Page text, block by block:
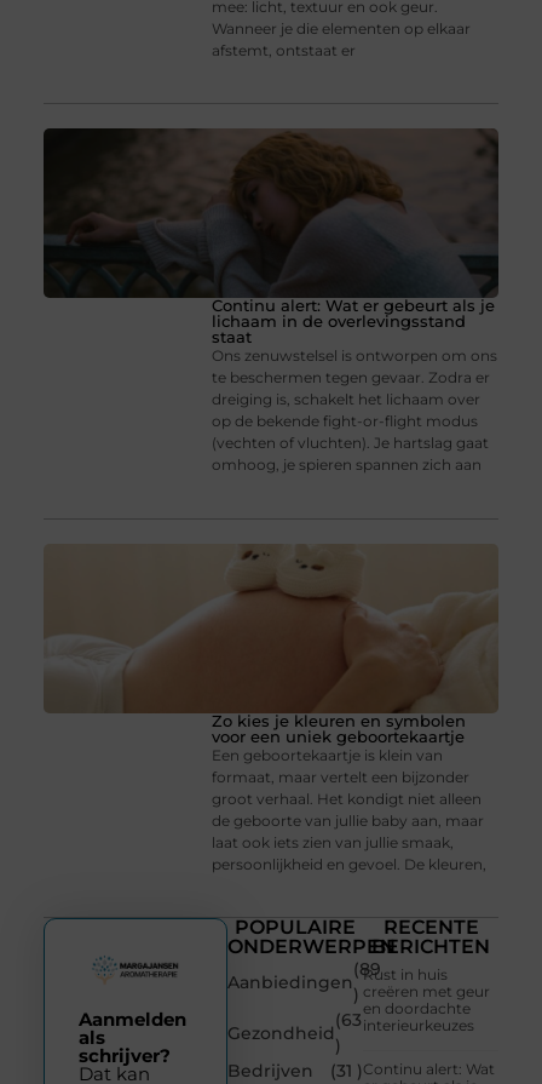
mee: licht, textuur en ook geur.
Wanneer je die elementen op elkaar
afstemt, ontstaat er
Continu alert: Wat er gebeurt als je
lichaam in de overlevingsstand
staat
Ons zenuwstelsel is ontworpen om ons
te beschermen tegen gevaar. Zodra er
dreiging is, schakelt het lichaam over
op de bekende fight-or-flight modus
(vechten of vluchten). Je hartslag gaat
omhoog, je spieren spannen zich aan
Zo kies je kleuren en symbolen
voor een uniek geboortekaartje
Een geboortekaartje is klein van
formaat, maar vertelt een bijzonder
groot verhaal. Het kondigt niet alleen
de geboorte van jullie baby aan, maar
laat ook iets zien van jullie smaak,
persoonlijkheid en gevoel. De kleuren,
POPULAIRE
ONDERWERPEN
Aanbiedingen
(89
)
Gezondheid
(63
)
Bedrijven
(31 )
RECENTE
BERICHTEN
Rust in huis
creëren met geur
en doordachte
interieurkeuzes
Continu alert: Wat
Aanmelden
als
schrijver?
Dat kan